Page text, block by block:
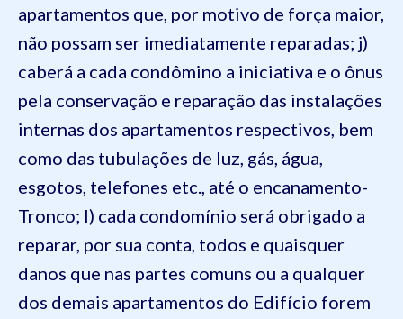
apartamentos que, por motivo de força maior,
não possam ser imediatamente reparadas; j)
caberá a cada condômino a iniciativa e o ônus
pela conservação e reparação das instalações
internas dos apartamentos respectivos, bem
como das tubulações de luz, gás, água,
esgotos, telefones etc., até o encanamento-
Tronco; l) cada condomínio será obrigado a
reparar, por sua conta, todos e quaisquer
danos que nas partes comuns ou a qualquer
dos demais apartamentos do Edifício forem